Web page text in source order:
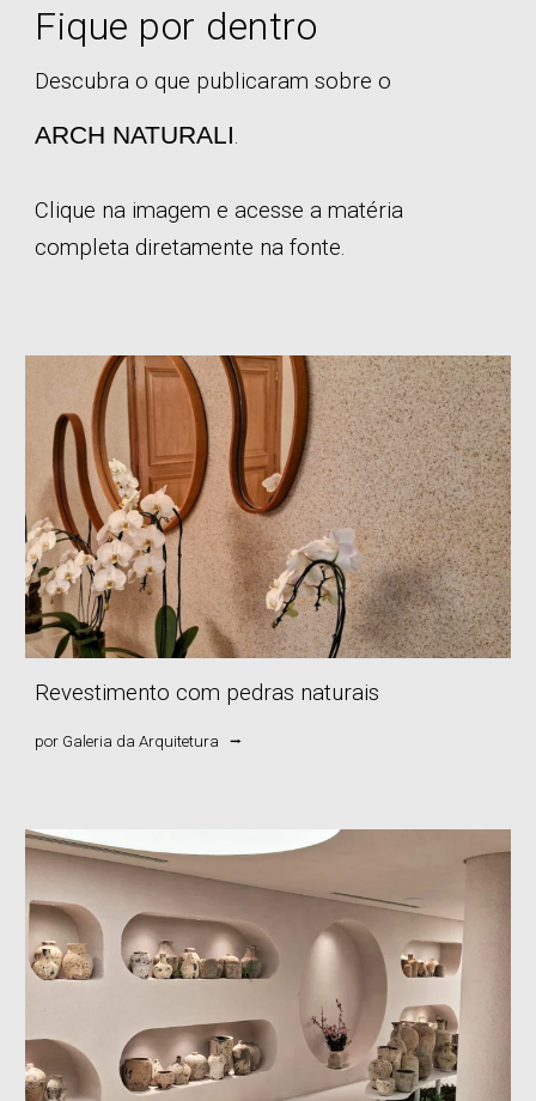
Fique por dentro
Descubra o que publicaram sobre o
ARCH NATURALI.
Clique na imagem e acesse a matéria
completa diretamente na fonte.
Revestimentocom pedras naturais
por Galeria da Arquitetura ⭢